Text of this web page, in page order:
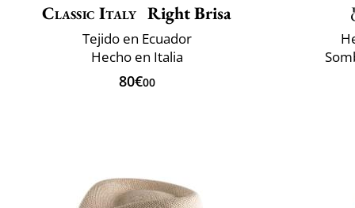
Classic Italy Right Brisa
Tejido en Ecuador
Hecho en Italia
80€00